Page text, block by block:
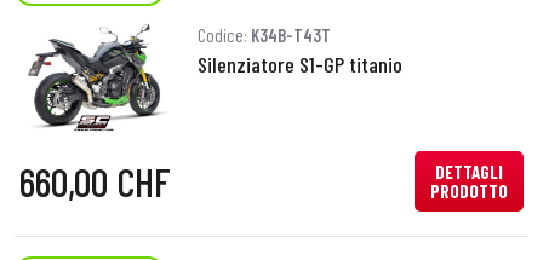
Codice: K34B-T43T
Silenziatore S1-GP titanio
660,00 CHF
DETTAGLI
PRODOTTO